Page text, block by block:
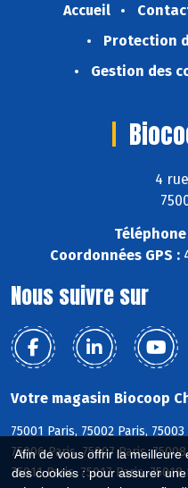
Afin de vous offrir la meilleure
des cookies : pour assurer
Accueil
Protection
Gestion des
4
Téléphone
Coordonnées GPS :
Nous suivre sur
Votre magasin Biocoop
75001 Paris, 75002 Paris,
75006 Paris, 75007 Paris,
75011 Paris, 75017 Paris,